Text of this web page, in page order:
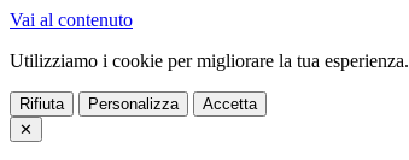
Vai al contenuto
Utilizziamo i cookie per migliorare la tua esperienza.
Rifiuta Personalizza
Accetta
✕